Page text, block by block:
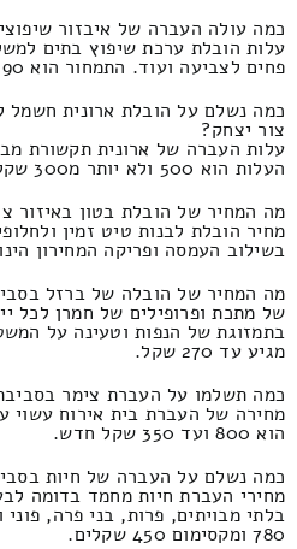
כמה עולה העברה של איבזור
עלות הובלת ערכת שיפוץ בתים
פחים לצביעה ועוד. התמחור הוא 390 ועד 290 שקל חדש.
כמה נשלם על הובלת ארונית חשמל
צור יצחק?
עלות העברה של ארונית תקשורת
העלות הוא 500 ולא יותר מ300 שקל חדש.
מה המחיר של הובלת בטון באיזור
מחיר הובלת לבנות טיט זמין
בשילוב העמסה ופריקה המחירון הינו 560 ולא יותר מ230 ש"ח.
מה המחיר של הובלה של ברזל
של מתכת ופרופילים של חמרן לכל
מגיע עד 270 שקל.
כמה תשלמו על העברת צימר
מחירה של העברת בית אירוח עשוי
הוא 800 ועד 350 שקל חדש.
כמה נשלם על העברה של חיות
מחירי העברת חיות מחמד בדומה
בלתי מבויתים, פרות, בני פרה, פוני
780 ומקסימום 450 שקלים.